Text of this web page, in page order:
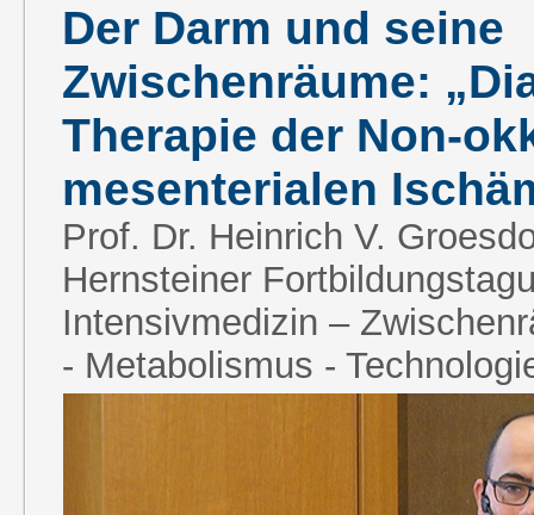
Der Darm und seine
Zwischenräume:
Therapie der Non-
mesenterialen
Prof. Dr. Heinrich V.
Hernsteiner
Intensivmedizin –
- Metabolismus -